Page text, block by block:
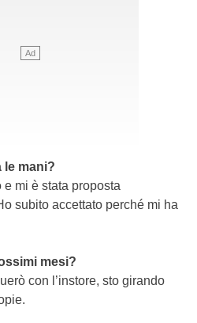
le mani?
mi è stata proposta
subito accettato perché mi ha
mesi?
con l’instore, sto girando